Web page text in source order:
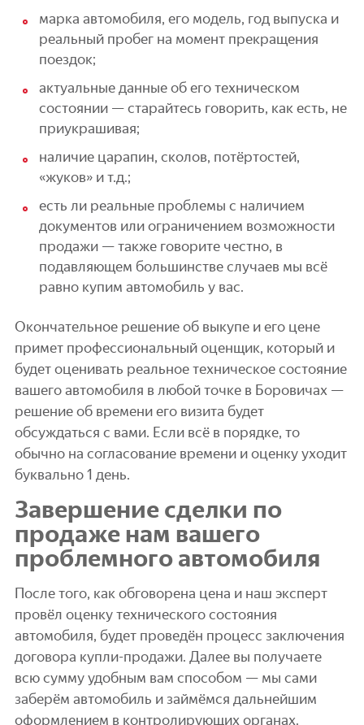
марка автомобиля, его модель, год выпуска и
реальный пробег на момент прекращения
поездок;
актуальные данные об его техническом
состоянии — старайтесь говорить, как есть, не
приукрашивая;
наличие царапин, сколов, потёртостей,
«жуков» и т.д.;
есть ли реальные проблемы с наличием
документов или ограничением возможности
продажи — также говорите честно, в
подавляющем большинстве случаев мы всё
равно купим автомобиль у вас.
Окончательное решение об выкупе и его цене
примет профессиональный оценщик, который и
будет оценивать реальное техническое состояние
вашего автомобиля в любой точке в Боровичах —
решение об времени его визита будет
обсуждаться с вами. Если всё в порядке, то
обычно на согласование времени и оценку уходит
буквально 1 день.
Завершение сделки по
продаже нам вашего
проблемного автомобиля
После того, как обговорена цена и наш эксперт
провёл оценку технического состояния
автомобиля, будет проведён процесс заключения
договора купли-продажи. Далее вы получаете
всю сумму удобным вам способом — мы сами
заберём автомобиль и займёмся дальнейшим
оформлением в контролирующих органах.